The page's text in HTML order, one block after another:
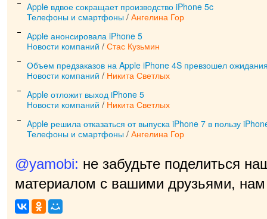
Apple вдвое сокращает производство iPhone 5c
Телефоны и смартфоны / Ангелина Гор
Apple анонсировала iPhone 5
Новости компаний / Стас Кузьмин
Объем предзаказов на Apple iPhone 4S превзошел
Новости компаний / Никита Светлых
Apple отложит выход iPhone 5
Новости компаний / Никита Светлых
Apple решила отказаться от выпуска iPhone 7 в пользу
Телефоны и смартфоны / Ангелина Гор
@yamobi: не забудьте поделиться
материалом с вашими друзьями,